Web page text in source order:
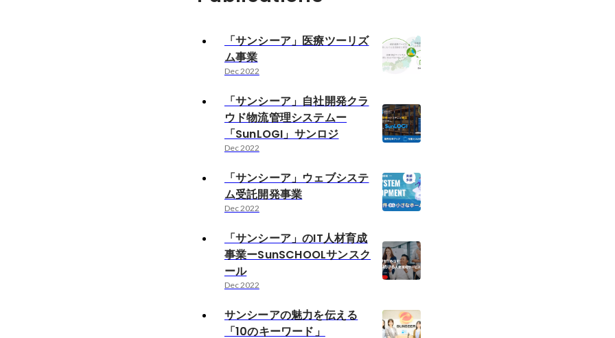
「サンシーア」医療ツーリズ
ム事業
Dec 2022
「サンシーア」自社開発クラ
ウド物流管理システムー
「SunLOGI」サンロジ
Dec 2022
「サンシーア」ウェブシステ
ム受託開発事業
Dec 2022
「サンシーア」のIT人材育成
事業ーSunSCHOOLサンスク
ール
Dec 2022
サンシーアの魅力を伝える
「10のキーワード」